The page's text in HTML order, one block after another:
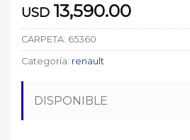
USD 13,590.00
CARPETA: 65360
Categoría: renault
DISPONIBLE